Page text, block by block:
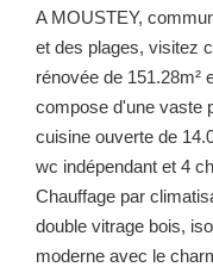
A MOUSTEY,
et des plages, visitez
rénovée de 151.28m²
compose d'une vaste
cuisine ouverte de
wc indépendant et 4
Chauffage par
double vitrage bois,
moderne avec le